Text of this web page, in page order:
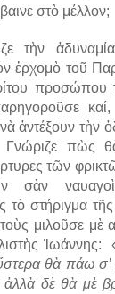
στὸ μέλλον;
τὴν
ἐρχομὸ τοῦ
προσώπου
ἀντέξουν τὴν
Γνώριζε πὼς
τῶν
σὰν
στήριγμα
τοὺς μιλοῦσε
Ἰωάννης:
θὰ πάω σ’
δὲ θὰ μὲ